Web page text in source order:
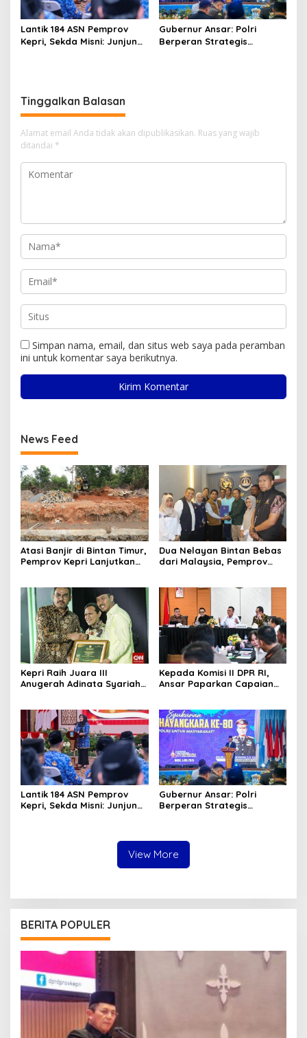
Lantik 184 ASN Pemprov
Kepri, Sekda Misni: Junjung
Gubernur Ansar: Polri
Berperan Strategis
Tinggalkan Balasan
Alamat email Anda tidak akan dipublikasikan. Ruas yang wajib
ditandai *
Simpan nama, email, dan situs web saya pada peramban
ini untuk komentar saya berikutnya.
News Feed
Atasi Banjir di Bintan Timur,
Pemprov Kepri Lanjutkan
Dua Nelayan Bintan Bebas
dari Malaysia, Pemprov
Kepri Raih Juara III
Anugerah Adinata Syariah
Kepada Komisi II DPR RI,
Ansar Paparkan Capaian
Lantik 184 ASN Pemprov
Kepri, Sekda Misni: Junjung
Gubernur Ansar: Polri
Berperan Strategis
View More
BERITA POPULER